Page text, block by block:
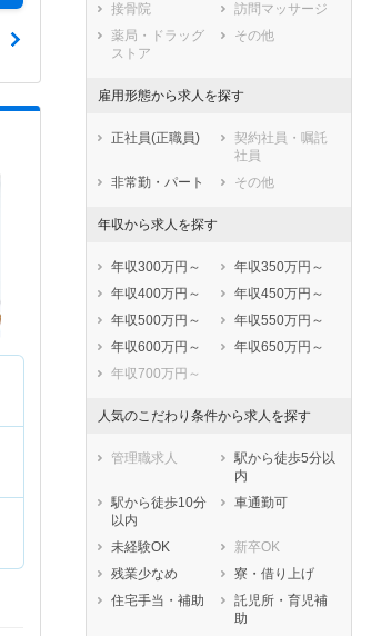
広島県
山口県
徳島県
香川県
愛媛県
熊本県
大分県
接骨院
訪問マッサージ
薬局・ドラッグ
ストア
その他
雇用形態から求人を探す
正社員(正職員)
契約社員・嘱託
社員
非常勤・パート
その他
年収から求人を探す
年収300万円～
年収350万円～
年収400万円～
年収450万円～
年収500万円～
年収550万円～
年収600万円～
年収650万円～
年収700万円～
人気のこだわり条件から求人を探す
管理職求人
駅から徒歩5分以
内
駅から徒歩10分
以内
車通勤可
未経験OK
新卒OK
残業少なめ
寮・借り上げ
住宅手当・補助
託児所・育児補
助